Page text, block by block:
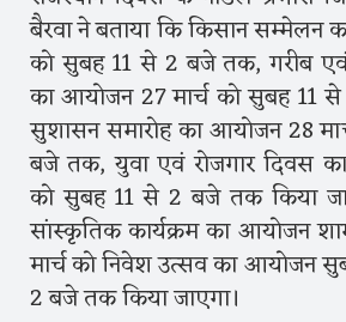
बैरवा ने बताया कि किसान सम्मेलन
को सुबह 11 से 2 बजे तक, गरीब
का आयोजन 27 मार्च को सुबह 11
सुशासन समारोह का आयोजन 28
बजे तक, युवा एवं रोजगार दिवस
को सुबह 11 से 2 बजे तक किया
सांस्कृतिक कार्यक्रम का आयोजन
मार्च को निवेश उत्सव का आयोजन
2 बजे तक किया जाएगा।